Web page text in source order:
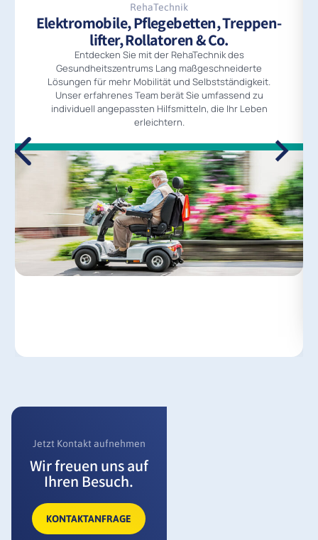
RehaTechnik
Elektromobile, Pflegebetten, Treppen­
lifter, Rollatoren & Co.
Entdecken Sie mit der RehaTechnik des
Gesundheitszentrums Lang maßgeschneiderte
Lösungen für mehr Mobilität und Selbstständigkeit.
Unser erfahrenes Team berät Sie umfassend zu
individuell angepassten Hilfsmitteln, die Ihr Leben
erleichtern.
Jetzt Kontakt aufnehmen
Wir freuen uns auf
Ihren Besuch.
KONTAKTANFRAGE